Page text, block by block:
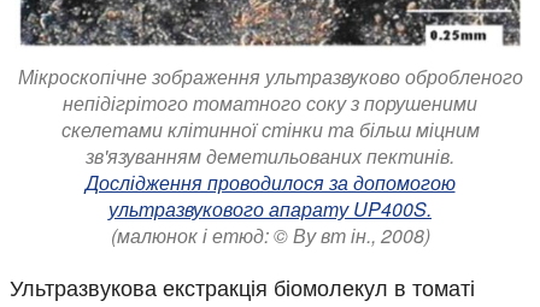
Мікроскопічне зображення ультразвуково обробленого
непідігрітого томатного соку з порушеними
скелетами клітинної стінки та більш міцним
зв'язуванням деметильованих пектинів.
Дослідження проводилося за допомогою
ультразвукового апарату UP400S.
(малюнок і етюд: © Ву вт ін., 2008)
Ультразвукова екстракція біомолекул в томаті